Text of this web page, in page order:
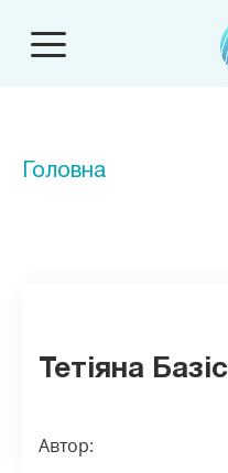
Головна
Тетіяна Базіс
Автор: